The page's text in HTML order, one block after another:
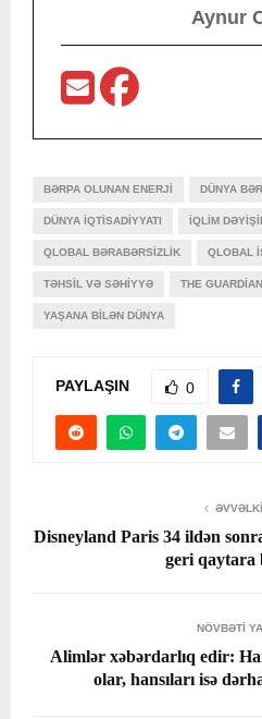
Aynur
BƏRPA OLUNAN ENERJI DÜNYA
DÜNYA IQTISADIYYATI IQLIM
QLOBAL BƏRABƏRSIZLIK QLOBAL
TƏHSIL VƏ SƏHIYYƏ THE GUARDIAN
YAŞANA BILƏN DÜNYA
PAYLAŞIN 0
ƏVVƏLKI
Disneyland Paris 34 ildən
geri qaytara
NÖVBƏTI
Alimlər xəbərdarlıq edir:
olar, hansıları isə